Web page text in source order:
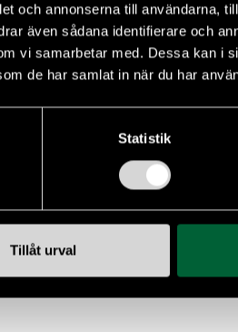
och annonserna till användarna,
även sådana identifierare och
vi samarbetar med. Dessa kan i
de har samlat in när du har
Statistik
Tillåt urval
Mina